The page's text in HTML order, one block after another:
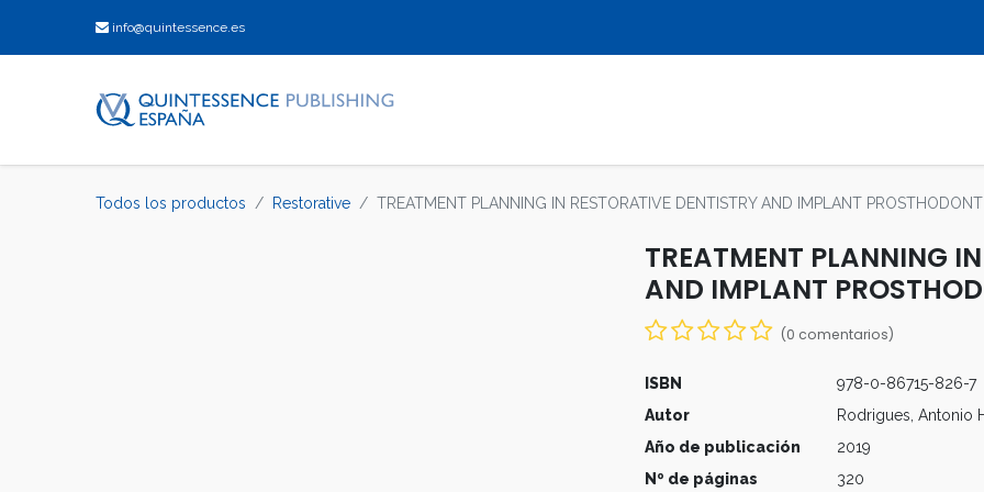
info@quintessence.es
Todos los productos Restorative TREATMENT PLANNING IN RESTORATIVE DENTISTRY AND IMPLANT
TREATMENT PLANNING
AND IMPLANT
(0 comentarios)
ISBN
978-0-86715-826-7
Autor
Rodrigues, Antonio
Año de publicación
2019
Nº de páginas
320